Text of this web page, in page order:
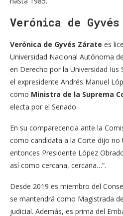
Verónica de
Verónica de Gyvés Zárate es
Universidad Nacional Autónoma
en Derecho por la Universidad Ius
el expresidente Andrés Manuel
como Ministra de la Suprema
electa por el Senado.
En su comparecencia ante la
como candidata a la Corte dijo no
entonces Presidente López
así como cercana, cercana…”.
Desde 2019 es miembro del
se mantendrá como Magistrada
judicial. Además, es prima del